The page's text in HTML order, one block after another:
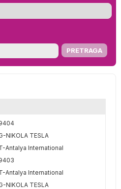
NIKOLA TESLA
Antalya International
Antalya International
NIKOLA TESLA